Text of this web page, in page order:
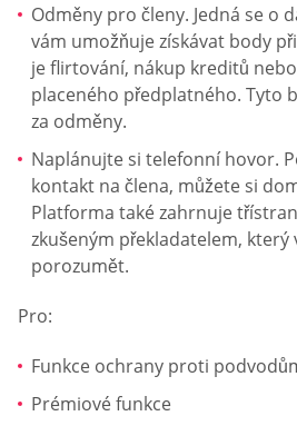
Odměny pro členy. Jedná se o
vám umožňuje získávat body
je flirtování, nákup kreditů
placeného předplatného. Tyto
za odměny.
Naplánujte si telefonní hovor.
kontakt na člena, můžete si
Platforma také zahrnuje
zkušeným překladatelem, který
porozumět.
Pro:
Funkce ochrany proti
Prémiové funkce